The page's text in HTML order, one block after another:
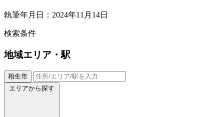
執筆年月日：2024年11月14日
検索条件
地域エリア・駅
相生市
エリアから探す